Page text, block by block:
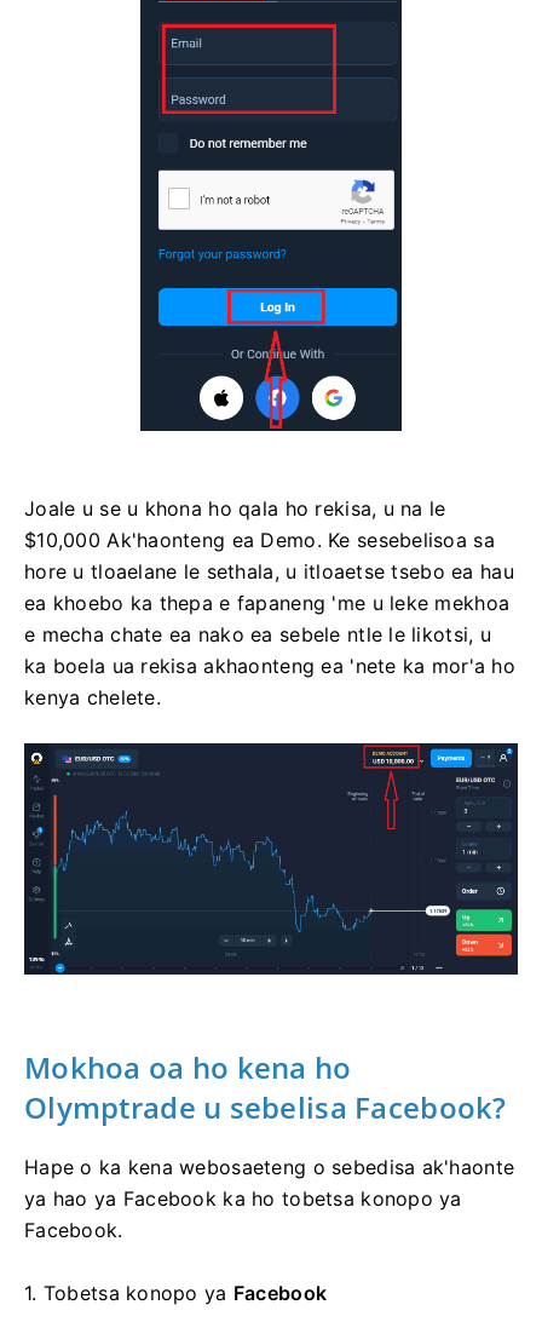
Joale u se u khona ho qala ho rekisa, u na le
$10,000 Ak'haonteng ea Demo. Ke sesebelisoa sa
hore u tloaelane le sethala, u itloaetse tsebo ea hau
ea khoebo ka thepa e fapaneng 'me u leke mekhoa
e mecha chate ea nako ea sebele ntle le likotsi, u
ka boela ua rekisa akhaonteng ea 'nete ka mor'a ho
kenya chelete.
Mokhoa oa ho kena ho
Olymptrade u sebelisa Facebook?
Hape o ka kena webosaeteng o sebedisa ak'haonte
ya hao ya Facebook ka ho tobetsa konopo ya
Facebook.
1. Tobetsa konopo ya Facebook